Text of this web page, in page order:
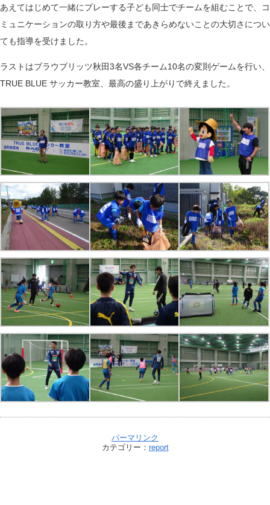
あえてはじめて一緒にプレーする子ども同士でチームを組むことで、コ
ミュニケーションの取り方や最後まであきらめないことの大切さについ
ても指導を受けました。
ラストはブラウブリッツ秋田3名VS各チーム10名の変則ゲームを行い、
TRUE BLUE サッカー教室、最高の盛り上がりで終えました。
パーマリンク
カテゴリー： report